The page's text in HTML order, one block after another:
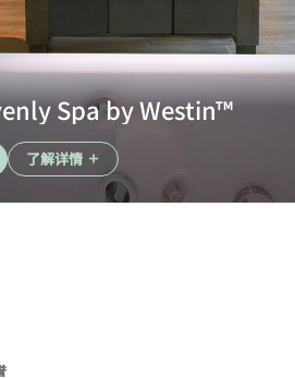
Spa by Westin™
了解详情